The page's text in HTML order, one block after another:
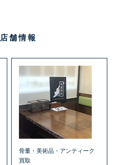
店舗情報
骨董・美術品・アンティーク
買取